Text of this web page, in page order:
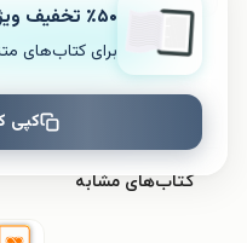
نظری برای
کتاب‌های مشابه
٪۵۰ تخفیف ویژۀ اولین خرید
برای کتاب‌های
کپی